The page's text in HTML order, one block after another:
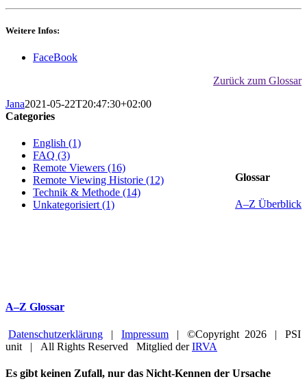
Weitere Infos:
FaceBook
Zurück zum Glossar
Jana2021-05-22T20:47:30+02:00
Glossar
A–Z Überblick
Categories
English (1)
FAQ (3)
Remote Viewers (16)
Remote Viewing Historie (12)
Technik & Methode (14)
Unkategorisiert (1)
A–Z Glossar
Datenschutzerklärung | Impressum | ©Copyright 2026 | PSI
unit | All Rights Reserved Mitglied derIRVA
Close
Es gibt keinen Zufall, nur das Nicht-Kennen der Ursache